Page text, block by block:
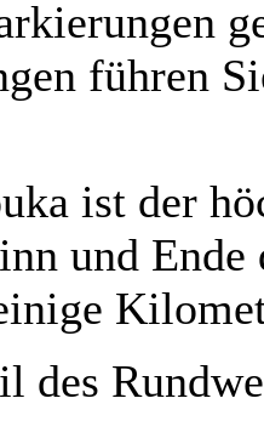
führen
ist der
und
des